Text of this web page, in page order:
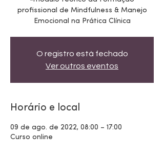
profissional de Mindfulness & Manejo
Emocional na Prática Clínica
O registro está fechado
Ver outros eventos
Horário e local
09 de ago. de 2022, 08:00 – 17:00
Curso online